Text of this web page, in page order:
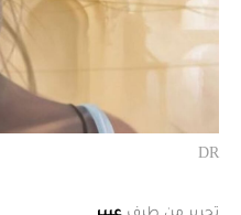
DR
تحرير من طرف عبير